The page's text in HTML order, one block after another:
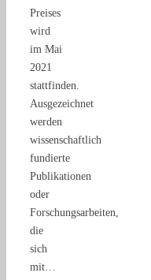
Preises
wird
im Mai
2021
stattfinden.
Ausgezeichnet
werden
wissenschaftlich
fundierte
Publikationen
oder
Forschungsarbeiten,
die
sich
mit…